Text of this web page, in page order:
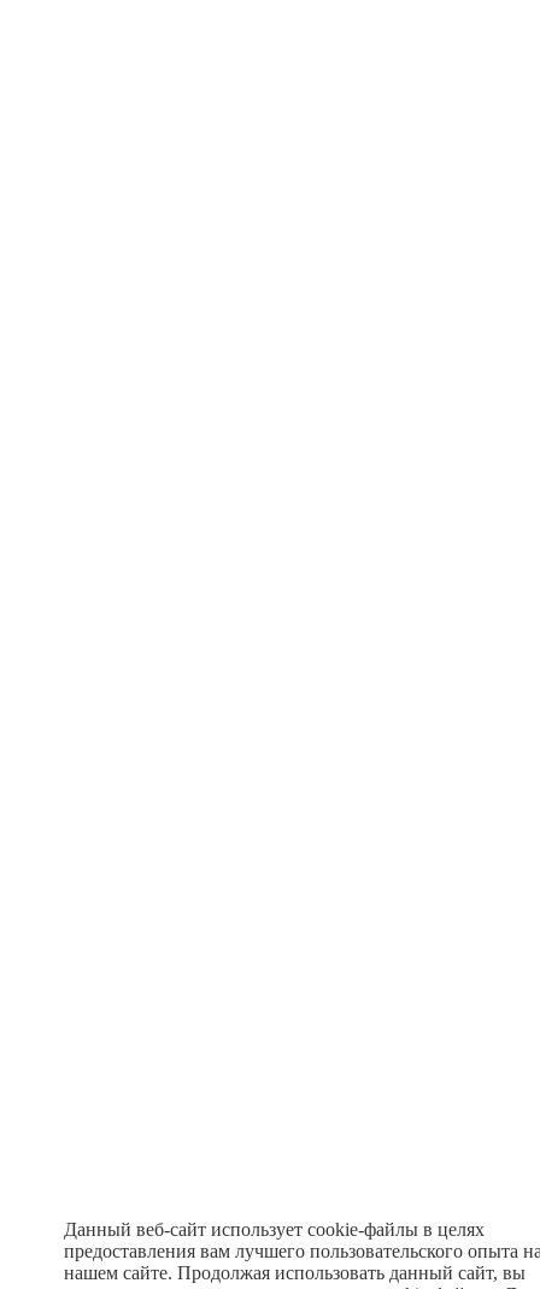
Данный веб-сайт использует cookie-файлы в целях
предоставления вам лучшего пользовательского опыта
нашем сайте. Продолжая использовать данный сайт, вы